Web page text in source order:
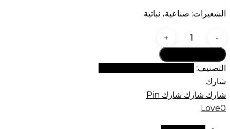
الشعيرات: صناعية، نباتية.
كمية
فرشاة
كونسيلر
دقيقة
G52
التصنيف:
شارك
شارك شارك شارك Pin
Love0